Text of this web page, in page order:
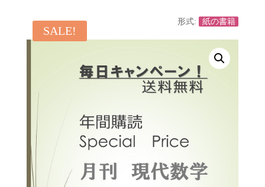
SALE!
形式: 紙の書籍